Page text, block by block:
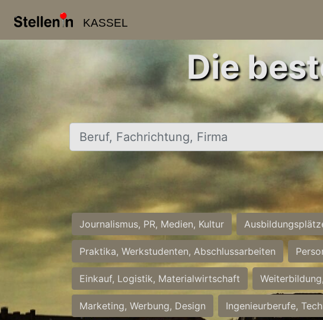
KASSEL
Die
Beruf, Fachrichtung, Firma
Journalismus, PR, Medien, Kultur
Praktika, Werkstudenten, Abschlussarbeiten
Einkauf, Logistik, Materialwirtschaft
Marketing, Werbung, Design Ingenieurberufe,